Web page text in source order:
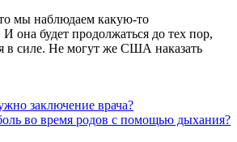
мы наблюдаем какую-то
И она будет продолжаться до тех пор,
в силе. Не могут же США наказать
заключение врача?
во время родов с помощью дыхания?